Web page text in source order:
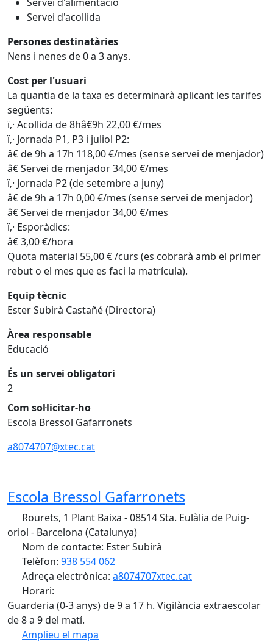
Servei d'acollida
Persones destinatàries
Nens i nenes de 0 a 3 anys.
Cost per l'usuari
La quantia de la taxa es determinarà aplicant les tarifes
següents:
ï‚· Acollida de 8hâ€9h 22,00 €/mes
ï‚· Jornada P1, P3 i juliol P2:
â€ de 9h a 17h 118,00 €/mes (sense servei de menjador)
â€ Servei de menjador 34,00 €/mes
ï‚· Jornada P2 (de setembre a juny)
â€ de 9h a 17h 0,00 €/mes (sense servei de menjador)
â€ Servei de menjador 34,00 €/mes
ï‚· Esporàdics:
â€ 3,00 €/hora
Quota material 55,00 € /curs (es cobrarà amb el primer
rebut o el mes que es faci la matrícula).
Equip tècnic
Ester Subirà Castañé (Directora)
Àrea responsable
Educació
És un servei obligatori
2
Com sol·licitar-ho
Escola Bressol Gafarronets
a8074707@xtec.cat
Escola Bressol Gafarronets
Rourets, 1 Plant Baixa - 08514 Sta. Eulàlia de Puig-
oriol - Barcelona (Catalunya)
Nom de contacte: Ester Subirà
Telèfon: 938 554 062
Adreça electrònica: a8074707xtec.cat
Horari:
Guarderia (0-3 anys) de 9 a 17 h. Vigilància extraescolar
de 8 a 9 del matí.
Amplieu el mapa